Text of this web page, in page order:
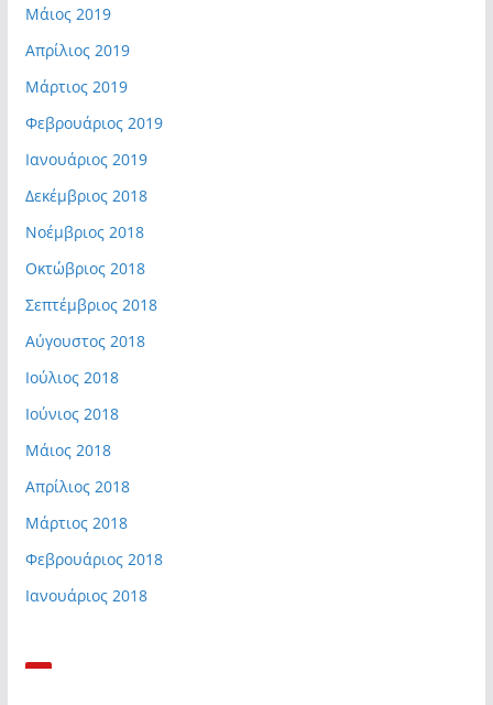
Μάιος 2019
Απρίλιος 2019
Μάρτιος 2019
Φεβρουάριος 2019
Ιανουάριος 2019
Δεκέμβριος 2018
Νοέμβριος 2018
Οκτώβριος 2018
Σεπτέμβριος 2018
Αύγουστος 2018
Ιούλιος 2018
Ιούνιος 2018
Μάιος 2018
Απρίλιος 2018
Μάρτιος 2018
Φεβρουάριος 2018
Ιανουάριος 2018